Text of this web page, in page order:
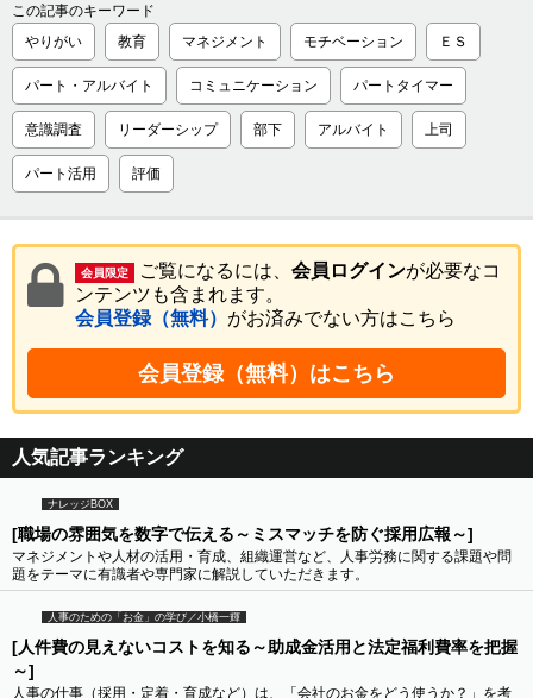
この記事のキーワード
やりがい
教育 マネジメント モチベーション ＥＳ
パート・アルバイト コミュニケーション パートタイマー
意識調査 リーダーシップ 部下 アルバイト 上司
パート活用 評価
会員限定 ご覧になるには、 会員ログインが必要なコ
ンテンツも含まれます。
会員登録（無料） がお済みでない方はこちら
会員登録（無料）はこちら
人気記事ランキング
ナレッジBOX
[職場の雰囲気を数字で伝える～ミスマッチを防ぐ採用広報～]
マネジメントや人材の活用・育成、組織運営など、人事労務に関する課題や問
題をテーマに有識者や専門家に解説していただきます。
人事のための「お金」の学び／小橋一輝
[人件費の見えないコストを知る～助成金活用と法定福利費率を把握
～]
人事の仕事（採用・定着・育成など）は、「会社のお金をどう使うか？」を考